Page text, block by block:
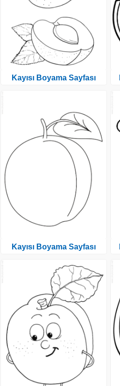
Kayısı Boyama Sayfası
Kayısı Boyama Sayfası